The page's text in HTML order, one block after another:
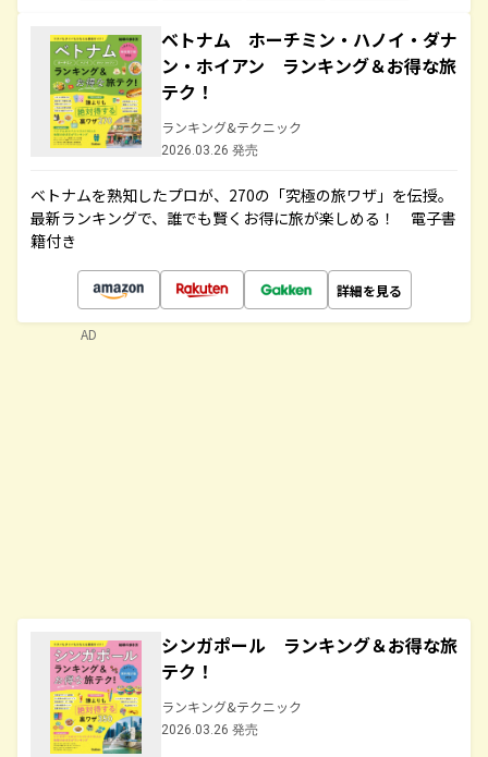
ベトナム ホーチミン・ハノイ・ダナ
ン・ホイアン ランキング＆お得な旅
テク！
ランキング&テクニック
2026.03.26 発売
ベトナムを熟知したプロが、270の「究極の旅ワザ」を伝授。
最新ランキングで、誰でも賢くお得に旅が楽しめる！ 電子書
籍付き
詳細を見る
シンガポール ランキング＆お得な旅
テク！
ランキング&テクニック
2026.03.26 発売
AD